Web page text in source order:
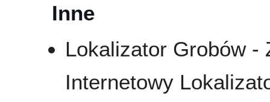
Inne
Lokalizator Grobów -
Internetowy